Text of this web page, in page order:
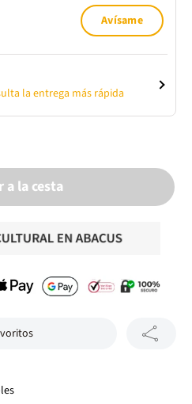
Avísame
la entrega más rápida
a la cesta